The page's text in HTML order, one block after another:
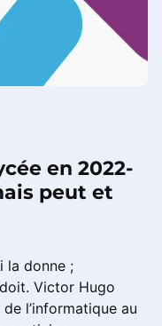
en 2022-
peut et
la donne ;
doit. Victor Hugo
l’informatique au